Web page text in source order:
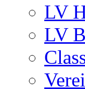
LV
LV